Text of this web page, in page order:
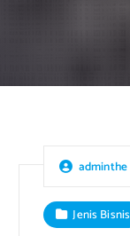
adminthe
Jenis Bisnis